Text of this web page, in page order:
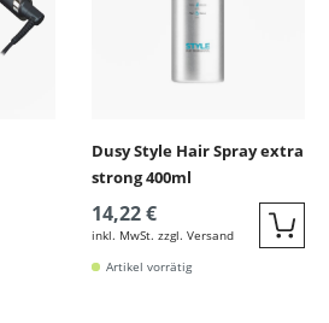
Dusy Style Hair Spray extra
strong 400ml
14,22 €
inkl. MwSt. zzgl. Versand
Artikel vorrätig